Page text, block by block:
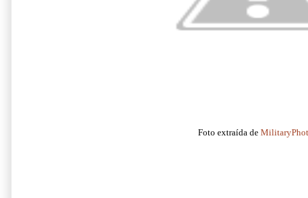
Foto extraída de